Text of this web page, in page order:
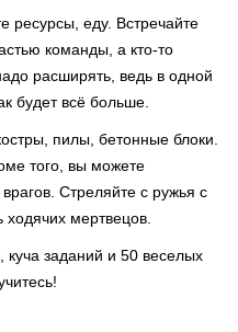
ресурсы, еду. Встречайте
команды, а кто-то
расширять, ведь в одной
будет всё больше.
пилы, бетонные блоки.
того, вы можете
Стреляйте с ружья с
ходячих мертвецов.
куча заданий и 50 веселых